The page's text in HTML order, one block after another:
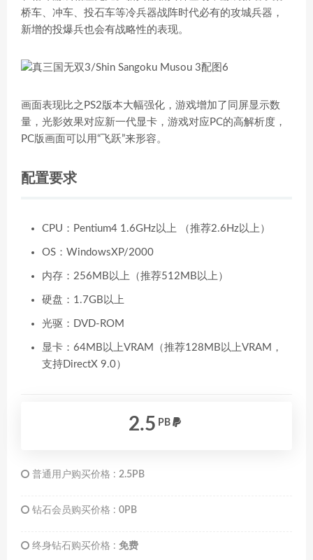
桥车、冲车、投石车等冷兵器战阵时代必有的攻城兵器，
新增的投爆兵也会有战略性的表现。
画面表现比之PS2版本大幅强化，游戏增加了同屏显示数
量，光影效果对应新一代显卡，游戏对应PC的高解析度，
PC版画面可以用“飞跃”来形容。
配置要求
CPU：Pentium4 1.6GHz以上 （推荐2.6Hz以上）
OS：WindowsXP/2000
内存：256MB以上（推荐512MB以上）
硬盘：1.7GB以上
光驱：DVD-ROM
显卡：64MB以上VRAM（推荐128MB以上VRAM，
支持DirectX 9.0）
2.5 PB
普通用户购买价格 : 2.5PB
钻石会员购买价格 : 0PB
终身钻石购买价格 : 免费